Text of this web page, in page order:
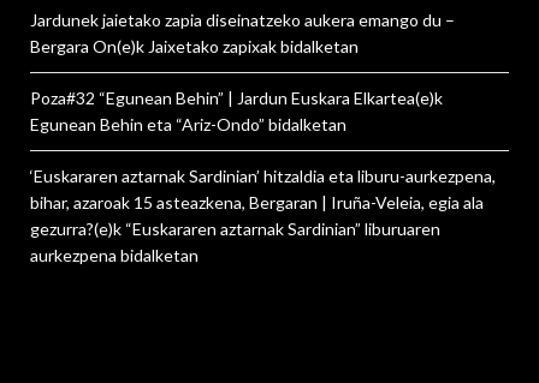
Jardunek jaietako zapia diseinatzeko aukera emango du –
Bergara On(e)k Jaixetako zapixakbidalketan
Poza#32 “Egunean Behin” | Jardun Euskara Elkartea(e)k
Egunean Behin eta “Ariz-Ondo” bidalketan
‘Euskararen aztarnak Sardinian’ hitzaldia eta liburu-aurkezpena,
bihar, azaroak 15 asteazkena, Bergaran | Iruña-Veleia, egia ala
gezurra?(e)k “Euskararen aztarnak Sardinian” liburuaren
aurkezpena bidalketan